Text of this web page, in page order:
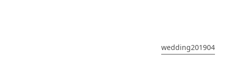
wedding201904